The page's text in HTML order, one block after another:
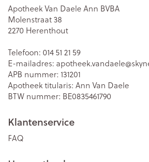
Apotheek Van Daele Ann BVBA
Molenstraat 38
2270 Herenthout
Telefoon: 014 51 21 59
E-mailadres: apotheek.vandaele@
APB nummer: 131201
Apotheek titularis: Ann Van Daele
BTW nummer: BE0835461790
Klantenservice
FAQ